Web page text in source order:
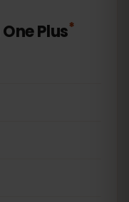
One Plus*